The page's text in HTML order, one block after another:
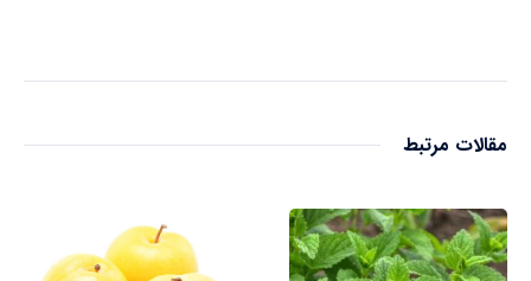
مقالات مرتبط